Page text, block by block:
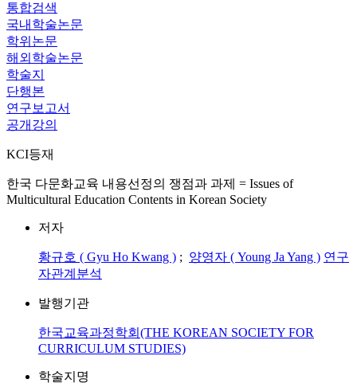
통합검색
국내학술논문
학위논문
해외학술논문
학술지
단행본
연구보고서
공개강의
KCI등재
한국 다문화교육 내용선정의 쟁점과 과제 = Issues of
Multicultural Education Contents in Korean Society
저자
황규호 ( Gyu Ho Kwang ) ; 양영자 ( Young Ja Yang ) 연구
자관계분석
발행기관
한국교육과정학회(THE KOREAN SOCIETY FOR
CURRICULUM STUDIES)
학술지명